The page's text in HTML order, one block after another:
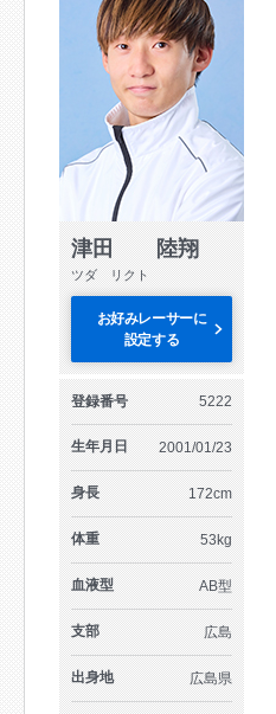
津田 陸翔
ツダ リクト
お好みレーサーに
設定する
登録番号 5222
生年月日 2001/01/23
身長 172cm
体重 53kg
血液型 AB型
支部 広島
出身地 広島県